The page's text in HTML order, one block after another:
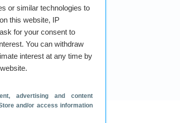
or similar technologies to
this website, IP
for your consent to
You can withdraw
interest at any time by
advertising and content
and/or access information
van de